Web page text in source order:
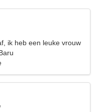
ik heb een leuke vrouw